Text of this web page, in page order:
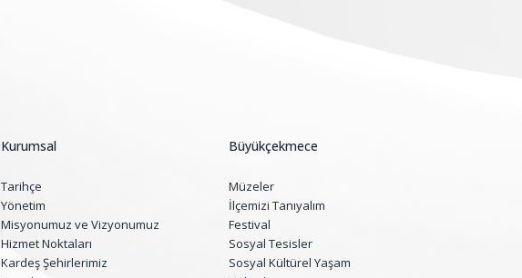
Kurumsal
Tarihçe
Yönetim
Misyonumuz ve Vizyonumuz
Hizmet Noktaları
Kardeş Şehirlerimiz
Büyükçekmece
Müzeler
İlçemizi Tanıyalım
Festival
Sosyal Tesisler
Sosyal Kültürel Yaşam